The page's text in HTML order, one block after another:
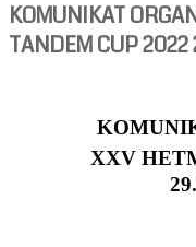
KOMUNIKAT
TANDEM CUP
XXV